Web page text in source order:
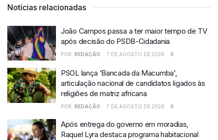
Notícias relacionadas
João Campos passa a ter maior tempo de TV
após decisão do PSDB-Cidadania
POR: REDAÇÃO 7 DE AGOSTO DE 2026 0
PSOL lança ‘Bancada da Macumba’,
articulação nacional de candidatos ligados às
religiões de matriz africana
POR: REDAÇÃO 7 DE AGOSTO DE 2026 0
Após entrega do governo em moradias,
Raquel Lyra destaca programa habitacional